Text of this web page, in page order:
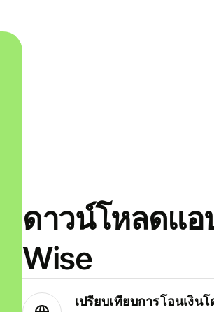
ดาวน์โหลดแอ
Wise
เปรียบเทียบการโอนเงิน